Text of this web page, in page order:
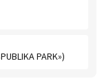
PARK»)